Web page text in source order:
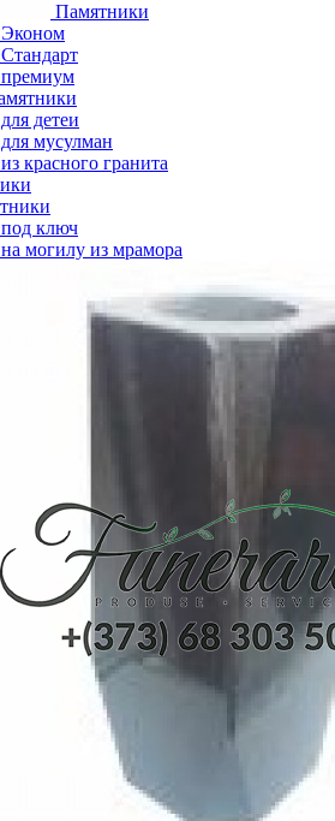
Памятники
детеи
мусулман
красного гранита
ключ
могилу из мрамора